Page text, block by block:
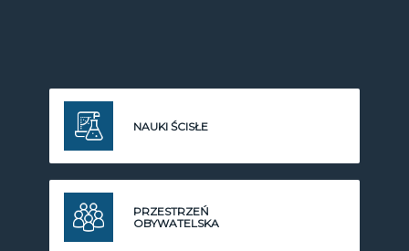
NAUKI ŚCISŁE
PRZESTRZEŃ
OBYWATELSKA